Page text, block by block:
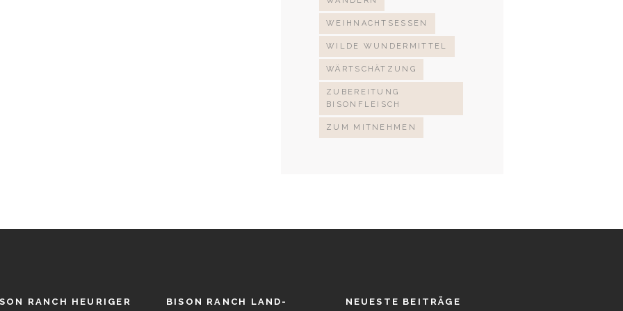
WEIHNACHTSESSEN
WILDE WUNDERMITTEL
WÄRTSCHÄTZUNG
ZUBEREITUNG
BISONFLEISCH
ZUM MITNEHMEN
RANCH HEURIGER BISON RANCH LAND- NEUESTE BEITRÄGE